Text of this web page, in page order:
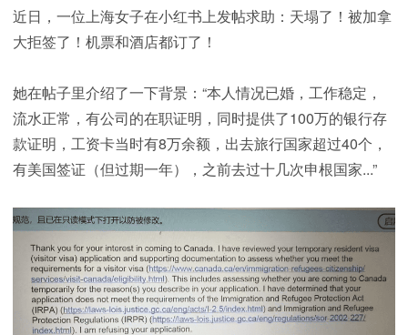
近日，一位上海女子在小红书上发帖求助：天塌了！被加拿
大拒签了！机票和酒店都订了！
她在帖子里介绍了一下背景：“本人情况已婚，工作稳定，
流水正常，有公司的在职证明，同时提供了100万的银行存
款证明，工资卡当时有8万余额，出去旅行国家超过40个，
有美国签证（但过期一年），之前去过十几次申根国家...”